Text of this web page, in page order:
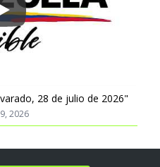
Play
28 de julio de 2026"
2026